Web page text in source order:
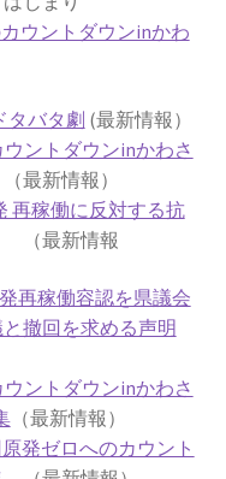
無罪 民事裁判で認
転」正式決定先送
ウントダウンinかわ
タバタ劇 (最新情報）
ントダウンinかわさ
最新情報）
再稼働に反対する抗
（最新情報
再稼働容認を県議会
撤回を求める声明
ントダウンinかわさ
（最新情報）
発ゼロへのカウント